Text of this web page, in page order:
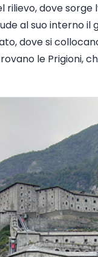
dove sorge
al suo interno il
dove si
le Prigioni,